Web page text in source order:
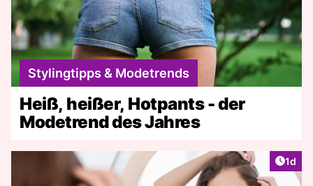
Stylingtipps & Modetrends
Heiß, heißer, Hotpants - der
Modetrend des Jahres
1d